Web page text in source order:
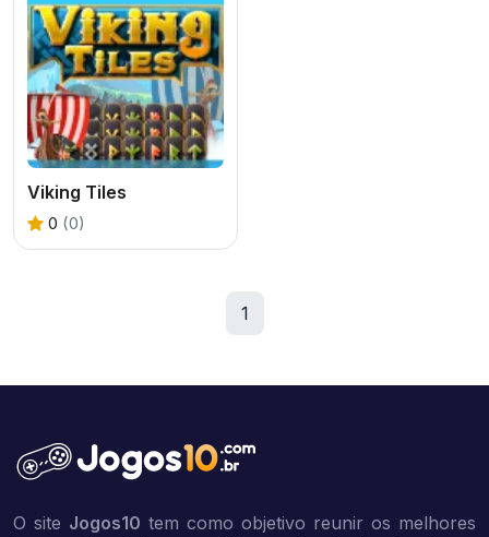
Viking Tiles
0 (0)
1
O site Jogos10 tem como objetivo reunir os melhores